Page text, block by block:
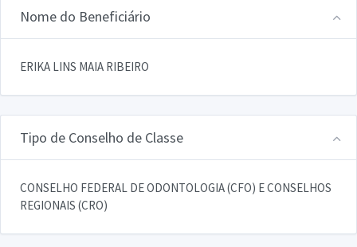
Nome do Beneficiário
ERIKA LINS MAIA RIBEIRO
Tipo de Conselho de Classe
CONSELHO FEDERAL DE ODONTOLOGIA (CFO) E CONSELHOS
REGIONAIS (CRO)